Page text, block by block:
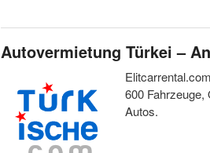
Autovermietung Türkei –
600 Fahrzeuge,
Autos.